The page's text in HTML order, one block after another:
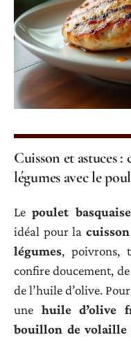
Cuisson et astuces
légumes avec le
Lepoulet basquaise
idéal pour la
légumes, poivrons,
confire doucement,
de l’huile d’olive.
une huile d’olive
bouillon de volaille